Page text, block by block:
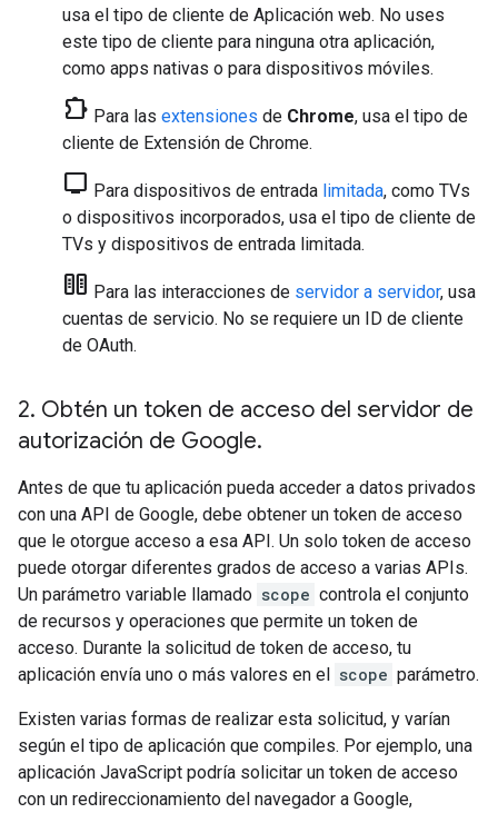
usa el tipo de cliente de Aplicación web. No uses
este tipo de cliente para ninguna otra aplicación,
como apps nativas o para dispositivos móviles.
chrome_extension Para las extensiones de Chrome, usa el tipo de
cliente de Extensión de Chrome.
tv Para dispositivos de entrada limitada, como TVs
o dispositivos incorporados, usa el tipo de cliente de
TVs y dispositivos de entrada limitada.
host Para las interacciones de servidor a servidor, usa
cuentas de servicio. No se requiere un ID de cliente
de OAuth.
2. Obtén un token de acceso del servidor de
autorización de Google.
Antes de que tu aplicación pueda acceder a datos privados
con una API de Google, debe obtener un token de acceso
que le otorgue acceso a esa API. Un solo token de acceso
puede otorgar diferentes grados de acceso a varias APIs.
Un parámetro variable llamado scope controla el conjunto
de recursos y operaciones que permite un token de
acceso. Durante la solicitud de token de acceso, tu
aplicación envía uno o más valores en el scope parámetro.
Existen varias formas de realizar esta solicitud, y varían
según el tipo de aplicación que compiles. Por ejemplo, una
aplicación JavaScript podría solicitar un token de acceso
con un redireccionamiento del navegador a Google,